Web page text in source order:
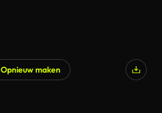
Opnieuw maken